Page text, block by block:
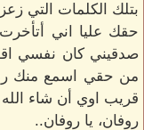
بتلك الكلمات التي
حقك عليا اني
صدقيني كان نفسي
من حقي اسمع منك
قريب اوي أن شاء الله
روفان، يا روفان..